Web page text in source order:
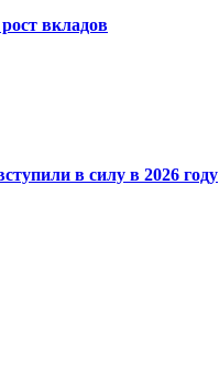
вкладов
в силу в 2026 году